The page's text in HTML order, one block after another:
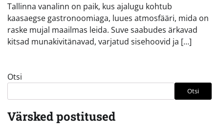
Tallinna vanalinn on paik, kus ajalugu kohtub
kaasaegse gastronoomiaga, luues atmosfääri, mida on
raske mujal maailmas leida. Suve saabudes ärkavad
kitsad munakivitänavad, varjatud sisehoovid ja […]
Otsi
Otsi
Värsked postitused